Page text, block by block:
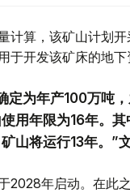
计算，该矿山计划
于开发该矿床的地
定为年产100万吨
用年限为16年。
山将运行13年。”文
2028年启动。在此